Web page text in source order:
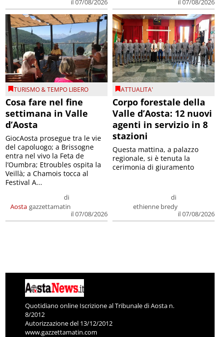
il 07/08/2026 il 07/08/2026
TURISMO & TEMPO LIBERO
Cosa fare nel fine
settimana in Valle
d’Aosta
Aosta
di
gazzettamatin
il 07/08/2026
GiocAosta prosegue tra le vie
del capoluogo; a Brissogne
entra nel vivo la Feta de
l’Oumbra; Etroubles ospita la
Veillà; a Chamois tocca al
Festival A...
ATTUALITA'
Corpo forestale della
Valle d’Aosta: 12 nuovi
agenti in servizio in 8
stazioni
di
ethienne bredy
il 07/08/2026
Questa mattina, a palazzo
regionale, si è tenuta la
cerimonia di giuramento
Quotidiano online Iscrizione al Tribunale di Aosta n.
8/2012
Autorizzazione del 13/12/2012
www.gazzettamatin.com